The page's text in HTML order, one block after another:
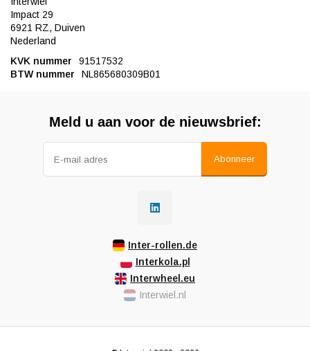
Impact 29
6921 RZ, Duiven
Nederland
KVK nummer
91517532
BTW nummer
NL865680309B01
Meld u aan voor de nieuwsbrief:
Abonneer
Inter-rollen.de
Interkola.pl
Interwheel.eu
Interwiel.nl